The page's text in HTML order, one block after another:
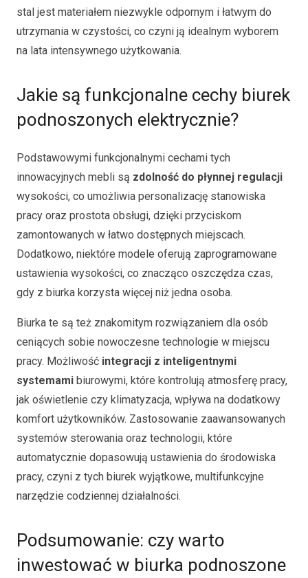
stal jest materiałem niezwykle odpornym i łatwym do
utrzymania w czystości, co czyni ją idealnym wyborem
na lata intensywnego użytkowania.
Jakie są funkcjonalne cechy biurek
podnoszonych elektrycznie?
Podstawowymi funkcjonalnymi cechami tych
innowacyjnych mebli są zdolność do płynnej regulacji
wysokości, co umożliwia personalizację stanowiska
pracy oraz prostota obsługi, dzięki przyciskom
zamontowanych w łatwo dostępnych miejscach.
Dodatkowo, niektóre modele oferują zaprogramowane
ustawienia wysokości, co znacząco oszczędza czas,
gdy z biurka korzysta więcej niż jedna osoba.
Biurka te są też znakomitym rozwiązaniem dla osób
ceniących sobie nowoczesne technologie w miejscu
pracy. Możliwość integracji z inteligentnymi
systemami biurowymi, które kontrolują atmosferę pracy,
jak oświetlenie czy klimatyzacja, wpływa na dodatkowy
komfort użytkowników. Zastosowanie zaawansowanych
systemów sterowania oraz technologii, które
automatycznie dopasowują ustawienia do środowiska
pracy, czyni z tych biurek wyjątkowe, multifunkcyjne
narzędzie codziennej działalności.
Podsumowanie: czy warto
inwestować w biurka podnoszone